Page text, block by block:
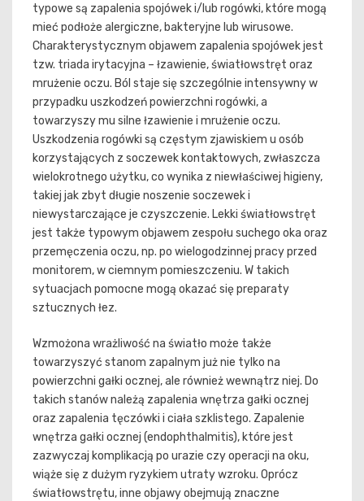
typowe są zapalenia spojówek i/lub rogówki, które mogą
mieć podłoże alergiczne, bakteryjne lub wirusowe.
Charakterystycznym objawem zapalenia spojówek jest
tzw. triada irytacyjna – łzawienie, światłowstręt oraz
mrużenie oczu. Ból staje się szczególnie intensywny w
przypadku uszkodzeń powierzchni rogówki, a
towarzyszy mu silne łzawienie i mrużenie oczu.
Uszkodzenia rogówki są częstym zjawiskiem u osób
korzystających z soczewek kontaktowych, zwłaszcza
wielokrotnego użytku, co wynika z niewłaściwej higieny,
takiej jak zbyt długie noszenie soczewek i
niewystarczające je czyszczenie. Lekki światłowstręt
jest także typowym objawem zespołu suchego oka oraz
przemęczenia oczu, np. po wielogodzinnej pracy przed
monitorem, w ciemnym pomieszczeniu. W takich
sytuacjach pomocne mogą okazać się preparaty
sztucznych łez.
Wzmożona wrażliwość na światło może także
towarzyszyć stanom zapalnym już nie tylko na
powierzchni gałki ocznej, ale również wewnątrz niej. Do
takich stanów należą zapalenia wnętrza gałki ocznej
oraz zapalenia tęczówki i ciała szklistego. Zapalenie
wnętrza gałki ocznej (endophthalmitis), które jest
zazwyczaj komplikacją po urazie czy operacji na oku,
wiąże się z dużym ryzykiem utraty wzroku. Oprócz
światłowstrętu, inne objawy obejmują znaczne